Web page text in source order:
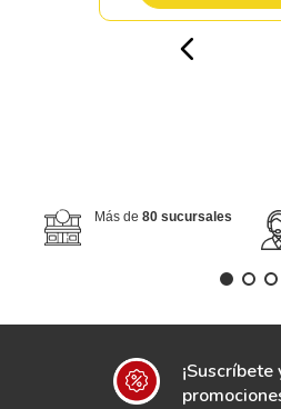
Más de 80 sucursales
¡Suscríbete